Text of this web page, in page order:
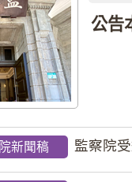
院新聞稿 監察院